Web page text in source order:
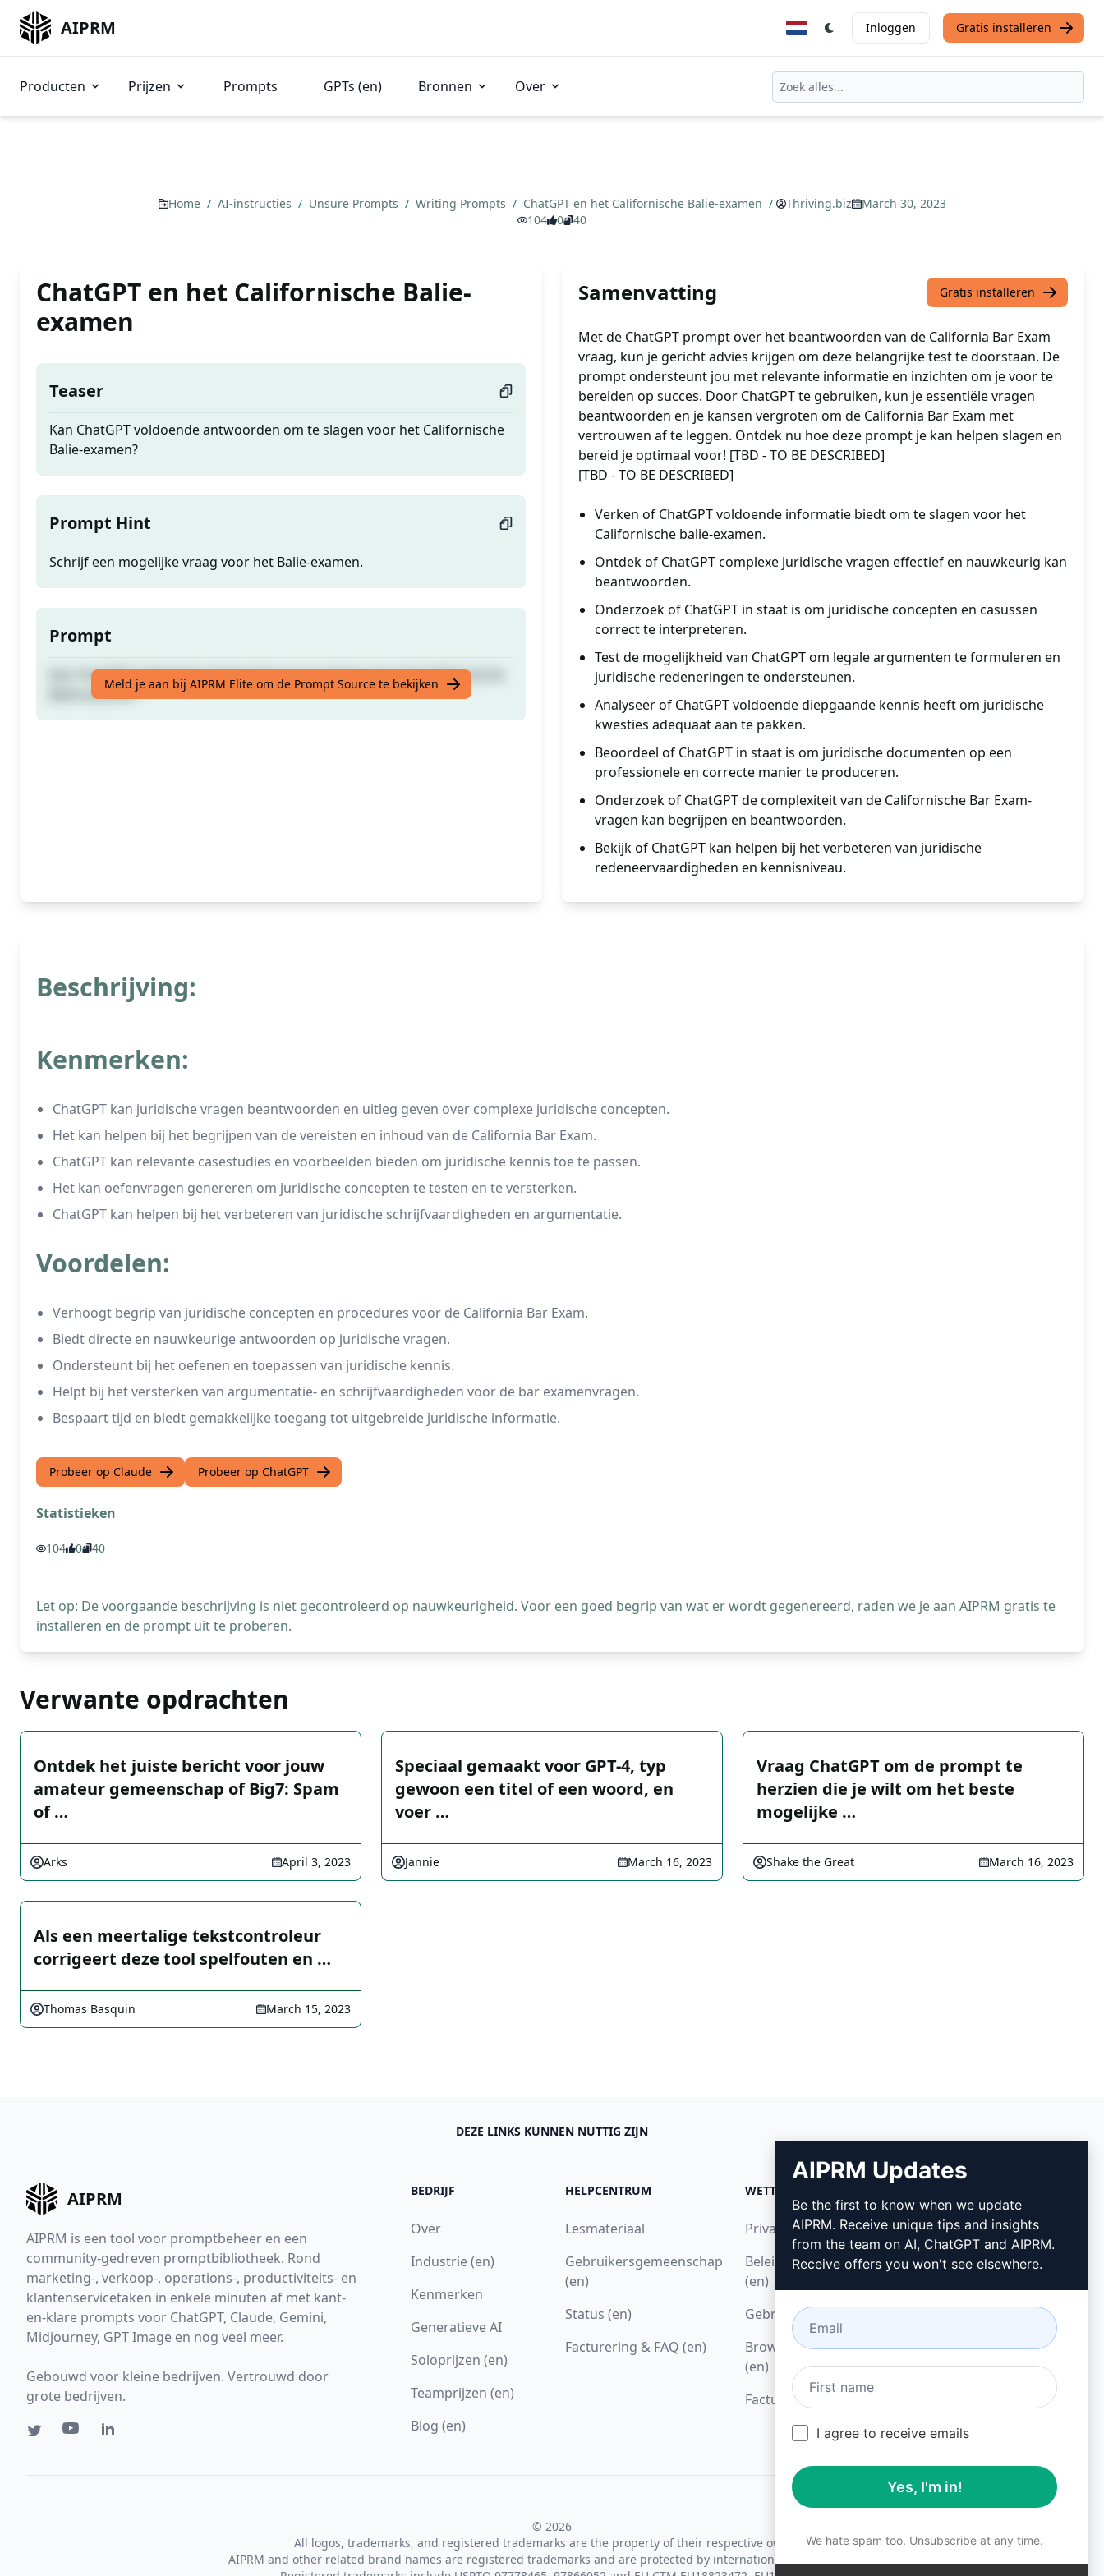
AIPRM Inloggen Gratis installeren
Producten Prijzen Prompts GPTs (en) Bronnen Over
Home / AI-instructies / Unsure Prompts / Writing Prompts / ChatGPT en het Californische Balie-examen / Thriving.biz
March 30, 2023
104
0 40
ChatGPT en het Californische Balie-
examen
Teaser
Kan ChatGPT voldoende antwoorden om te slagen voor het Californische
Balie-examen?
Prompt Hint
Schrijf een mogelijke vraag voor het Balie-examen.
Prompt
Kan ChatGPT voldoende antwoorden om te slagen voor het Californische
Balie-examen?
Meld je aan bij AIPRM Elite om de Prompt Source te bekijken
Samenvatting Gratis installeren
Met de ChatGPT prompt over het beantwoorden van de California Bar Exam
vraag, kun je gericht advies krijgen om deze belangrijke test te doorstaan. De
prompt ondersteunt jou met relevante informatie en inzichten om je voor te
bereiden op succes. Door ChatGPT te gebruiken, kun je essentiële vragen
beantwoorden en je kansen vergroten om de California Bar Exam met
vertrouwen af te leggen. Ontdek nu hoe deze prompt je kan helpen slagen en
bereid je optimaal voor! [TBD - TO BE DESCRIBED]
[TBD - TO BE DESCRIBED]
Verken of ChatGPT voldoende informatie biedt om te slagen voor het
Californische balie-examen.
Ontdek of ChatGPT complexe juridische vragen effectief en nauwkeurig kan
beantwoorden.
Onderzoek of ChatGPT in staat is om juridische concepten en casussen
correct te interpreteren.
Test de mogelijkheid van ChatGPT om legale argumenten te formuleren en
juridische redeneringen te ondersteunen.
Analyseer of ChatGPT voldoende diepgaande kennis heeft om juridische
kwesties adequaat aan te pakken.
Beoordeel of ChatGPT in staat is om juridische documenten op een
professionele en correcte manier te produceren.
Onderzoek of ChatGPT de complexiteit van de Californische Bar Exam-
vragen kan begrijpen en beantwoorden.
Bekijk of ChatGPT kan helpen bij het verbeteren van juridische
redeneervaardigheden en kennisniveau.
Beschrijving:
Kenmerken:
ChatGPT kan juridische vragen beantwoorden en uitleg geven over complexe juridische concepten.
Het kan helpen bij het begrijpen van de vereisten en inhoud van de California Bar Exam.
ChatGPT kan relevante casestudies en voorbeelden bieden om juridische kennis toe te passen.
Het kan oefenvragen genereren om juridische concepten te testen en te versterken.
ChatGPT kan helpen bij het verbeteren van juridische schrijfvaardigheden en argumentatie.
Voordelen:
Verhoogt begrip van juridische concepten en procedures voor de California Bar Exam.
Biedt directe en nauwkeurige antwoorden op juridische vragen.
Ondersteunt bij het oefenen en toepassen van juridische kennis.
Helpt bij het versterken van argumentatie- en schrijfvaardigheden voor de bar examenvragen.
Bespaart tijd en biedt gemakkelijke toegang tot uitgebreide juridische informatie.
Probeer op Claude Probeer op ChatGPT
Statistieken
104 0 40
Let op: De voorgaande beschrijving is niet gecontroleerd op nauwkeurigheid. Voor een goed begrip van wat er wordt gegenereerd, raden we je aan AIPRM gratis te
installeren en de prompt uit te proberen.
Verwante opdrachten
Ontdek het juiste bericht voor jouw
amateur gemeenschap of Big7: Spam
of …
Arks April 3, 2023
Speciaal gemaakt voor GPT-4, typ
gewoon een titel of een woord, en
voer …
Jannie March 16, 2023
Vraag ChatGPT om de prompt te
herzien die je wilt om het beste
mogelijke …
Shake the Great March 16, 2023
Als een meertalige tekstcontroleur
corrigeert deze tool spelfouten en …
Thomas Basquin March 15, 2023
DEZE LINKS KUNNEN NUTTIG ZIJN
AIPRM
AIPRM is een tool voor promptbeheer en een
community-gedreven promptbibliotheek. Rond
marketing-, verkoop-, operations-, productiviteits- en
klantenservicetaken in enkele minuten af met kant-
en-klare prompts voor ChatGPT, Claude, Gemini,
Midjourney, GPT Image en nog veel meer.
Gebouwd voor kleine bedrijven. Vertrouwd door
grote bedrijven.
BEDRIJF
Over
Industrie (en)
Kenmerken
Generatieve AI
Soloprijzen (en)
Teamprijzen (en)
Blog (en)
HELPCENTRUM
Lesmateriaal
Gebruikersgemeenschap
(en)
Status (en)
Facturering & FAQ (en)
WETTELIJK
Privacybeleid (en)
Beleid voor acceptabel gebruik
(en)
Gebruiksvoorwaarden (en)
Browseruitbreidingsvoorwaarden
(en)
Factureringsvoorwaarden (en)
Hoe installeren
Google Chrome (en)
Microsoft Edge (en)
© 2026
All logos, trademarks, and registered trademarks are the property of their respective owners.
AIPRM and other related brand names are registered trademarks and are protected by international trademark laws.
AIPRM Updates
Be the first to know when we update
AIPRM. Receive unique tips and insights
from the team on AI, ChatGPT and AIPRM.
Receive offers you won't see elsewhere.
I agree to receive emails
Yes, I'm in!
We hate spam too. Unsubscribe at any time.